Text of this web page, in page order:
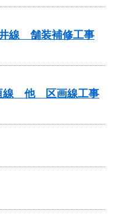
井線 舗装補修工事
垣線 他 区画線工事